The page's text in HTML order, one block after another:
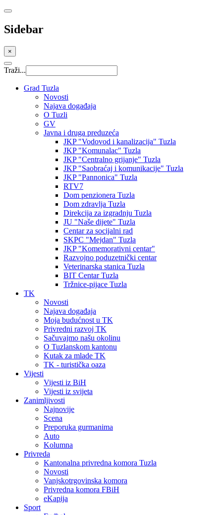
Sidebar
×
Traži...
Grad Tuzla
Novosti
Najava događaja
O Tuzli
GV
Javna i druga preduzeća
JKP "Vodovod i kanalizacija" Tuzla
JKP "Komunalac" Tuzla
JKP "Centralno grijanje" Tuzla
JKP "Saobraćaj i komunikacije" Tuzla
JKP "Pannonica" Tuzla
RTV7
Dom penzionera Tuzla
Dom zdravlja Tuzla
Direkcija za izgradnju Tuzla
JU "Naše dijete" Tuzla
Centar za socijalni rad
SKPC "Mejdan" Tuzla
JKP "Komemorativni centar"
Razvojno poduzetnički centar
Veterinarska stanica Tuzla
BIT Centar Tuzla
Tržnice-pijace Tuzla
TK
Novosti
Najava događaja
Moja budućnost u TK
Privredni razvoj TK
Sačuvajmo našu okolinu
O Tuzlanskom kantonu
Kutak za mlade TK
TK - turistička oaza
Vijesti
Vijesti iz BiH
Vijesti iz svijeta
Zanimljivosti
Najnovije
Scena
Preporuka gurmanima
Auto
Kolumna
Privreda
Kantonalna privredna komora Tuzla
Novosti
Vanjskotrgovinska komora
Privredna komora FBiH
eKapija
Sport